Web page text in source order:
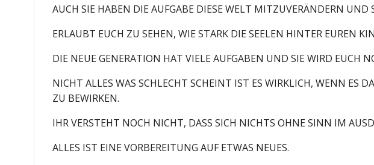
AUCH SIE HABEN DIE AUFGABE DIESE WELT MITZUVERÄNDERN UND
ERLAUBT EUCH ZU SEHEN, WIE STARK DIE SEELEN HINTER EUREN
DIE NEUE GENERATION HAT VIELE AUFGABEN UND SIE WIRD EUCH
NICHT ALLES WAS SCHLECHT SCHEINT IST ES WIRKLICH, WENN ES
ZU BEWIRKEN.
IHR VERSTEHT NOCH NICHT, DASS SICH NICHTS OHNE SINN IM
ALLES IST EINE VORBEREITUNG AUF ETWAS NEUES.